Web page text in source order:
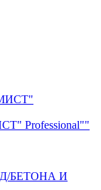
Professional""